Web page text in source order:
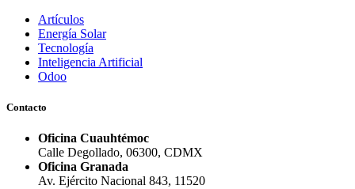
Artículos
Energía Solar
Tecnología
Inteligencia Artificial
Odoo
Contacto
Oficina Cuauhtémoc
Calle Degollado, 06300, CDMX
Oficina Granada
Av. Ejército Nacional 843, 11520